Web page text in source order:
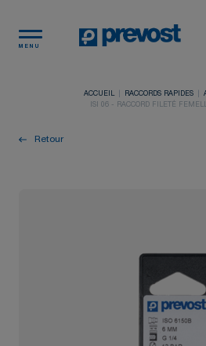
MENU
ACCUEIL RACCORDS RAPIDES
ISI 06 - RACCORD FILETÉ
Retour